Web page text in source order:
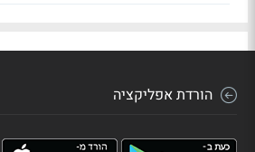
הורדת אפליקציה